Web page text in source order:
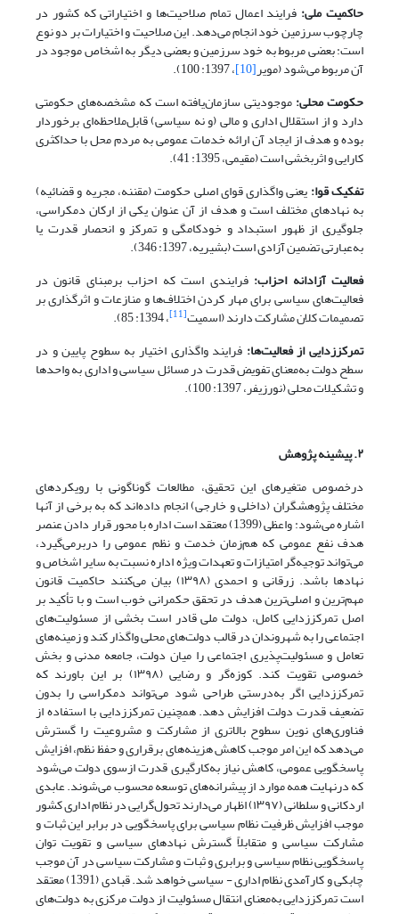
حاکمیت ملی: فرایند اعمال تمام صلاحیت‌ها و اختیاراتی که کشور در
چارچوب سرزمین خود انجام می‌دهد. این صلاحیت و اختیارات بر دو نوع
است: بعضی مربوط به خود سرزمین و بعضی دیگر به اشخاص موجود در
آن مربوط می‌شود (مویر[10]
، 1397: 100).
حکومت محلی:موجودیتی سازمان‌یافته است که مشخصه‌های حکومتی
دارد و از استقلال اداری و مالی (و نه سیاسی) قابل‌ملاحظه‌ای برخوردار
بوده و هدف از ایجاد آن ارائه خدمات عمومی به مردم محل با حداکثری
کارایی و اثربخشی است (مقیمی، 1395: 41).
تفکیک قوا:یعنی واگذاری قوای اصلی حکومت (مقننه، مجریه و قضائیه)
به نهادهای مختلف است و هدف از آن عنوان یکی از ارکان دمکراسی،
جلوگیری از ظهور استبداد و خودکامگی و تمرکز و انحصار قدرت یا
به‌عبارتی تضمین آزادی است (بشیریه، 1397: 346).
فعالیت آزادانه احزاب: فرایندی است که احزاب برمبنای قانون در
فعالیت‌های سیاسی برای مهار کردن اختلاف‌ها و منازعات و اثرگذاری بر
تصمیمات کلان مشارکت دارند (اسمیت[11]
، 1394: 85).
تمرکززدایی از فعالیتها: فرایند واگذاری اختیار به سطوح پایین و در
سطح دولت به‌معنای تفویض قدرت در مسائل سیاسی و اداری به واحدها
و تشکیلات محلی (نورزیفر، 1397: 100).
۲. پیشینه پژوهش
درخصوص متغیرهای این تحقیق، مطالعات گوناگونی با رویکردهای
مختلف پژوهشگران (داخلی و خارجی) انجام داده‌اند که به برخی از آنها
اشاره می‌شود: واعظی (1399) معتقد است اداره با محور قرار دادن عنصر
هدف نفع عمومی که هم‌زمان خدمت و نظم عمومی را در‌بر‌می‌گیرد،
می‌تواند توجیه‌گر امتیازات و تعهدات ویژه اداره نسبت به سایر اشخاص و
نهادها باشد. زرقانی و احمدی (۱۳۹۸) بیان می‌کنند حاکمیت قانون
مهم‌ترین و اصلی‌ترین هدف در تحقق حکمرانی خوب است و با تأکید بر
اصل تمرکززدایی کامل، دولت ملی قادر است بخشی از مسئولیت‌های
اجتماعی را به شهروندان در قالب دولت‌های محلی واگذار کند و زمینه‌های
تعامل و مسئولیت‌پذیری اجتماعی را میان دولت، جامعه مدنی و بخش
خصوصی تقویت کند. کوزه‌گر و رضایی (۱۳۹۸) بر این باورند که
تمرکززدایی اگر به‌درستی طراحی شود می‌تواند دمکراسی را بدون
تضعیف قدرت دولت افزایش دهد. همچنین تمرکززدایی با استفاده از
فناوری‌های نوین سطوح بالاتری از مشارکت و مشروعیت را گسترش
می‌دهد که این امر موجب کاهش هزینه‌های برقراری و حفظ نظم، افزایش
پاسخگویی عمومی، کاهش نیاز به‌کارگیری قدرت ازسوی دولت می‌شود
که درنهایت همه موارد از پیشرانه‌های توسعه محسوب می‌شوند. عابدی
اردکانی و سلطانی (۱۳۹۷) اظهار می‌دارند تحول‌گرایی در نظام اداری کشور
موجب افزایش ظرفیت نظام سیاسی برای پاسخگویی در برابر این ثبات و
مشارکت سیاسی و متقابلاً گسترش نهادهای سیاسی و تقویت توان
پاسخگویی نظام سیاسی و برابری و ثبات و مشارکت سیاسی در آن موجب
چابکی و کارآمدی نظام اداری - سیاسی خواهد شد. قبادی (1391) معتقد
است تمرکززدایی به‌معنای انتقال مسئولیت از دولت مرکزی به دولت‌های